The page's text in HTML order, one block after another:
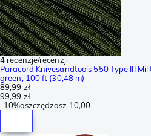
4 recenzje/recenzji
Paracord Knivesandtools 550 Type III
green, 100 ft (30,48 m)
89,99 zł
99,99 zł
-10%oszczędzasz 10,00